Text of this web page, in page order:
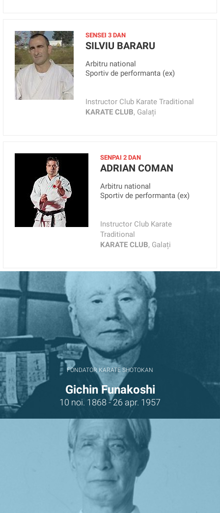
SENSEI 3 DAN
SILVIU BARARU
Arbitru national
Sportiv de performanta (ex)
Instructor Club Karate Traditional
KARATE CLUB, Galați
SENPAI 2 DAN
ADRIAN COMAN
Arbitru national
Sportiv de performanta (ex)
Instructor Club Karate
Traditional
KARATE CLUB, Galați
FONDATOR KARATE SHOTOKAN
Gichin Funakoshi
10 noi. 1868 - 26 apr. 1957